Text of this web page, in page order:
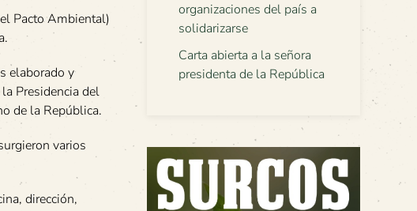
Pacto Ambiental)
elaborado y
Presidencia del
de la República.
varios
dirección,
organizaciones del país a
solidarizarse
Carta abierta a la señora
presidenta de la República